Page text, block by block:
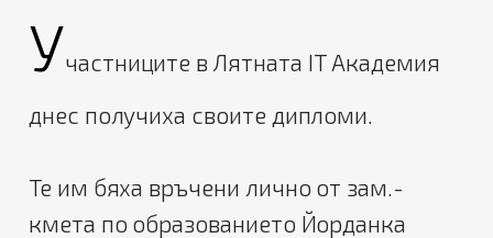
Участниците в Лятната IT Академия
днес получиха своите дипломи.
Те им бяха връчени лично от зам.-
кмета по образованието Йорданка